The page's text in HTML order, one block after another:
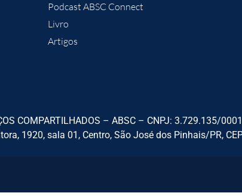
Podcast ABSC Connect
Livro
Artigos
COMPARTILHADOS – ABSC – CNPJ: 3.729.135/
1920, sala 01, Centro, São José dos Pinhais/PR,